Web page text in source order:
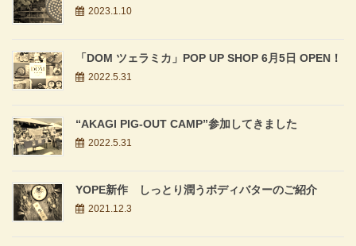
2023.1.10
「DOM ツェラミカ」POP UP SHOP 6月5日 OPEN！
2022.5.31
“AKAGI PIG-OUT CAMP”参加してきました
2022.5.31
YOPE新作 しっとり潤うボディバターのご紹介
2021.12.3